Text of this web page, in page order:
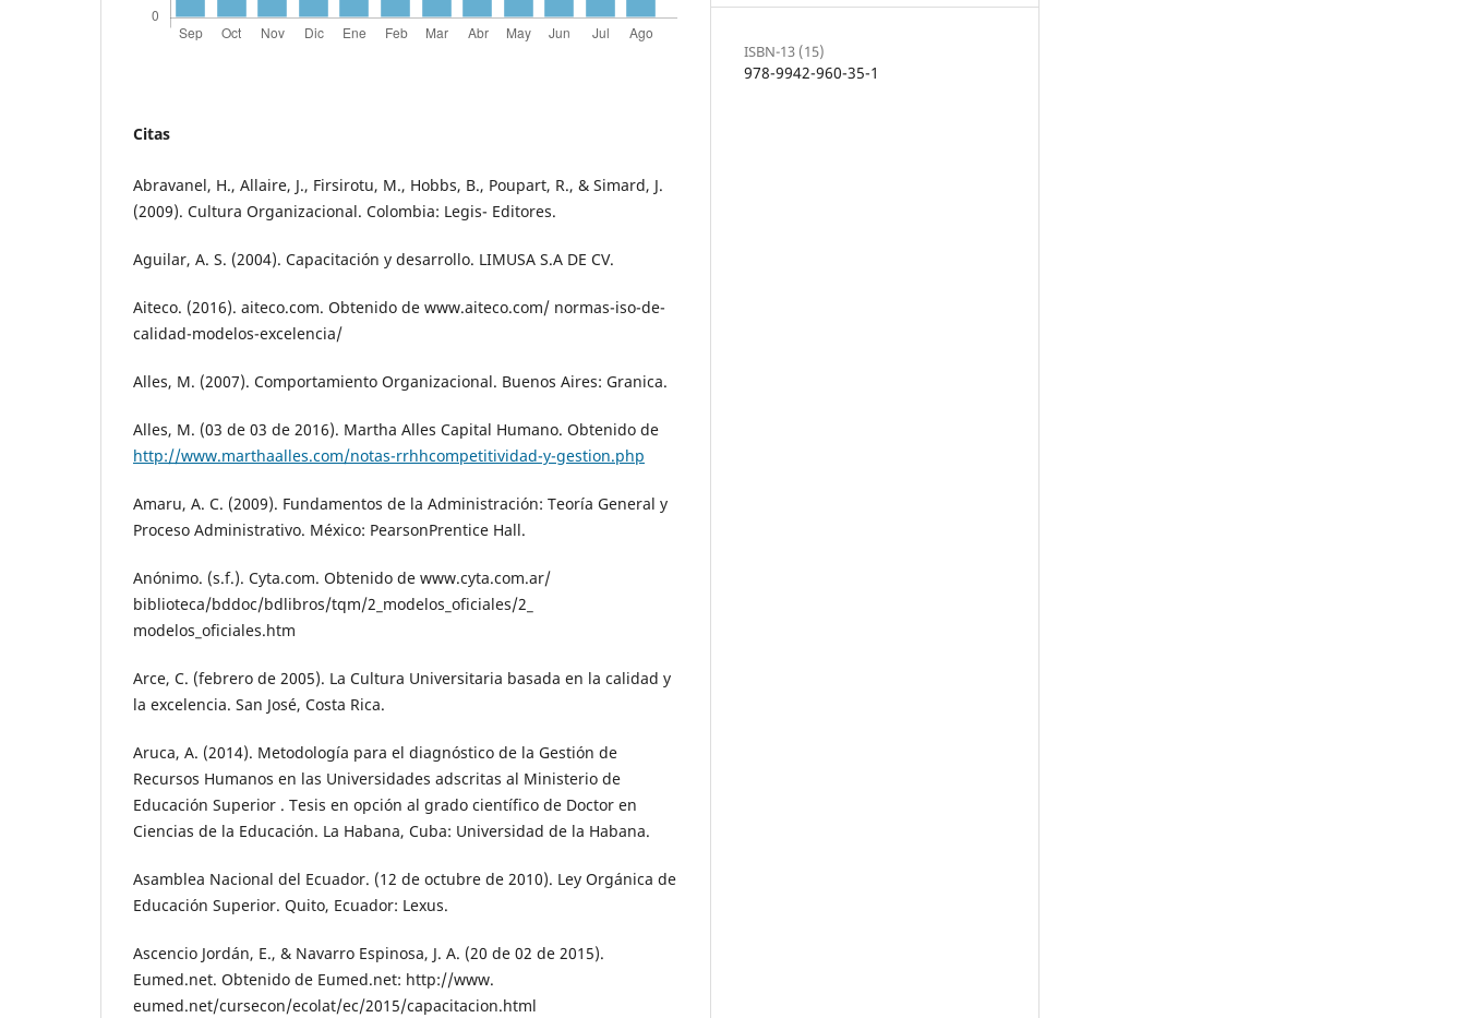
Citas
Abravanel, H., Allaire, J., Firsirotu, M., Hobbs, B., Poupart, R., & Simard, J.
(2009). Cultura Organizacional. Colombia: Legis- Editores.
Aguilar, A. S. (2004). Capacitación y desarrollo. LIMUSA S.A DE CV.
Aiteco. (2016). aiteco.com. Obtenido de www.aiteco.com/ normas-iso-de-
calidad-modelos-excelencia/
Alles, M. (2007). Comportamiento Organizacional. Buenos Aires: Granica.
Alles, M. (03 de 03 de 2016). Martha Alles Capital Humano. Obtenido de
http://www.marthaalles.com/notas-rrhhcompetitividad-y-gestion.php
Amaru, A. C. (2009). Fundamentos de la Administración: Teoría General y
Proceso Administrativo. México: PearsonPrentice Hall.
Anónimo. (s.f.). Cyta.com. Obtenido de www.cyta.com.ar/
biblioteca/bddoc/bdlibros/tqm/2_modelos_oficiales/2_
modelos_oficiales.htm
Arce, C. (febrero de 2005). La Cultura Universitaria basada en la calidad y
la excelencia. San José, Costa Rica.
Aruca, A. (2014). Metodología para el diagnóstico de la Gestión de
Recursos Humanos en las Universidades adscritas al Ministerio de
Educación Superior . Tesis en opción al grado científico de Doctor en
Ciencias de la Educación. La Habana, Cuba: Universidad de la Habana.
Asamblea Nacional del Ecuador. (12 de octubre de 2010). Ley Orgánica de
Educación Superior. Quito, Ecuador: Lexus.
Ascencio Jordán, E., & Navarro Espinosa, J. A. (20 de 02 de 2015).
Eumed.net. Obtenido de Eumed.net: http://www.
eumed.net/cursecon/ecolat/ec/2015/capacitacion.html
ISBN-13 (15)
978-9942-960-35-1